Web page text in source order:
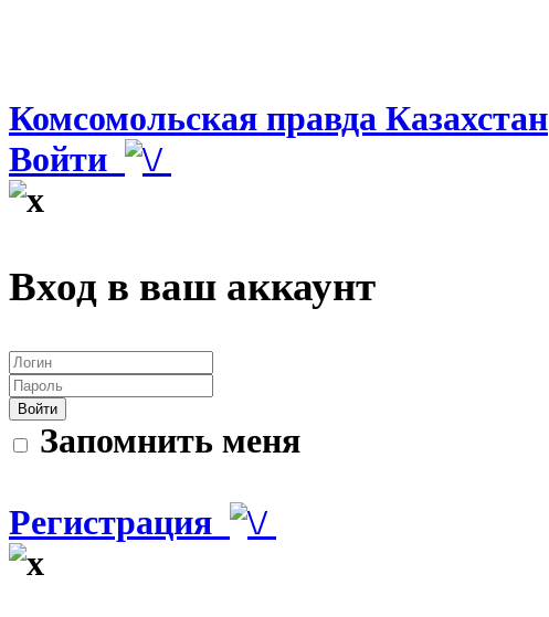
Комсомольская правда Казахстан
Войти
Вход в ваш аккаунт
Войти
Запомнить меня
Регистрация